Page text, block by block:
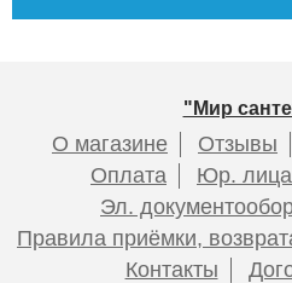
Подробнее
Подробнее
Подробнее
Подробнее"Мир
О магазине Отзывы
Оплата
Юр.
Эл.
Правила приёмки,
Контакты